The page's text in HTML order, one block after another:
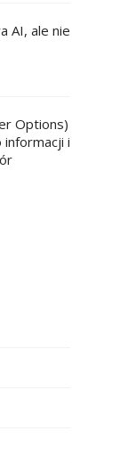
AI, ale nie
Options)
informacji i